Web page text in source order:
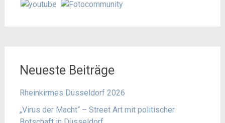
Neueste Beiträge
Rheinkirmes Düsseldorf 2026
„Virus der Macht“ – Street Art mit politischer